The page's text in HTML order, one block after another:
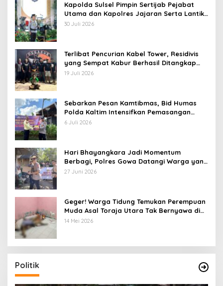
Kapolda Sulsel Pimpin Sertijab Pejabat
Utama dan Kapolres Jajaran Serta Lantik
Karolog dan Kapolresta Gowa
30 Juli 2026
Terlibat Pencurian Kabel Tower, Residivis
yang Sempat Kabur Berhasil Ditangkap
Tim Gabungan di Jeneponto
19 Juli 2026
Sebarkan Pesan Kamtibmas, Bid Humas
Polda Kaltim Intensifkan Pemasangan
Spanduk serta Pembagian Stiker
6 Juli 2026
Hari Bhayangkara Jadi Momentum
Berbagi, Polres Gowa Datangi Warga yang
Membutuhkan
27 Juni 2026
Geger! Warga Tidung Temukan Perempuan
Muda Asal Toraja Utara Tak Bernyawa di
Kamar Kos
14 Mei 2026
Politik